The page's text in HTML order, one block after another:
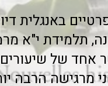
באנגלית
תלמידת י"א
65 ל-85 לאחר סמסטר אחד
מרגישה הרבה